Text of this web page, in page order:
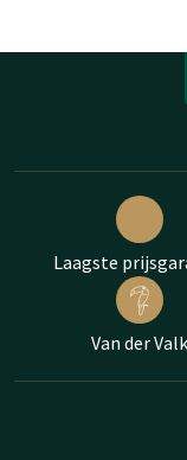
Laagste
Van der Valk